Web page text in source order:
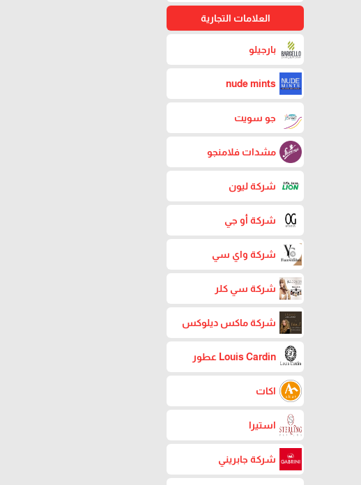
العلامات التجارية
بارجيلو
nude mints
جو سويت
مشدات فلامنجو
شركة ليون
شركة أو جي
شركة واي سي
شركة سي كلر
شركة ماكس ديلوكس
Louis Cardin عطور
اكات
استيرا
شركة جابريني